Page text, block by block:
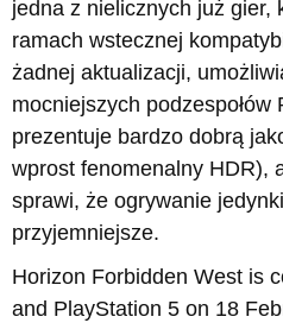
jedna z nielicznych już gier,
ramach wstecznej
żadnej aktualizacji,
mocniejszych podzespołów
prezentuje bardzo dobrą
wprost fenomenalny HDR),
sprawi, że ogrywanie
przyjemniejsze.
Horizon Forbidden West is
and PlayStation 5 on 18